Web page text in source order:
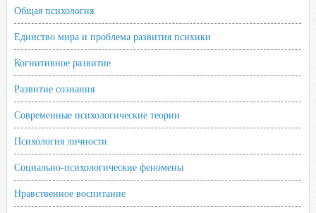
Общая психология
Единство мира и проблема развития психики
Когнитивное развитие
Развитие сознания
Современные психологические теории
Психология личности
Социально-психологические феномены
Нравственное воспитание